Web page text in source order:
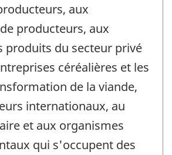
aux
producteurs, aux
produits du secteur privé
céréalières et les
de la viande,
internationaux, au
et aux organismes
qui s'occupent des